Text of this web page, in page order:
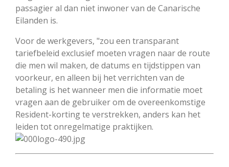
passagier al dan niet inwoner van de Canarische
Eilanden is.
Voor de werkgevers, "zou een transparant
tariefbeleid exclusief moeten vragen naar de route
die men wil maken, de datums en tijdstippen van
voorkeur, en alleen bij het verrichten van de
betaling is het wanneer men die informatie moet
vragen aan de gebruiker om de overeenkomstige
Resident-korting te verstrekken, anders kan het
leiden tot onregelmatige praktijken.